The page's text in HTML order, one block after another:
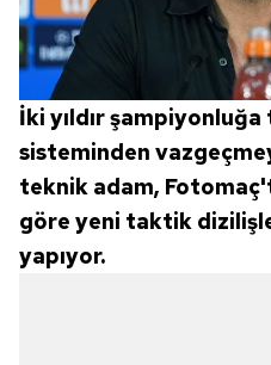
İki yıldır
sisteminden
teknik adam,
göre yeni taktik
yapıyor.